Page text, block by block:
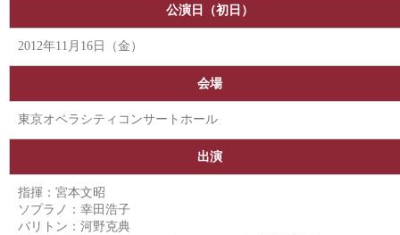
公演日（初日）
2012年11月16日（金）
会場
東京オペラシティコンサートホール
出演
指揮：宮本文昭
ソプラノ：幸田浩子
バリトン：河野克典